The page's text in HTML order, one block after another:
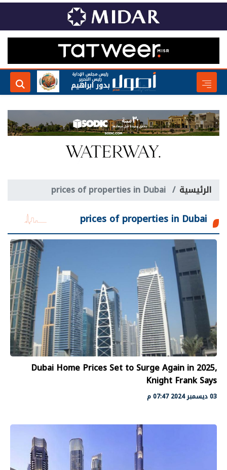
رئيس مجلس الإدارة
رئيس التحرير
بدور ابراهيم
الرئيسية
prices of properties in Dubai
Dubai Home Prices Set to Surge Again in 2025,
Knight Frank Says
03 ديسمبر 2024 07:47 م